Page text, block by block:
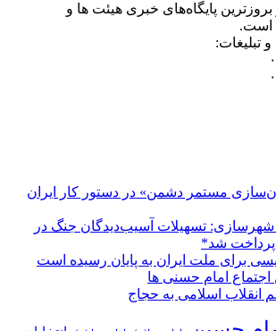
پایگاه‌های خبری هیئت ها و
است.
تبلیغات:
مستمر دشمن» در دستور کار ایران
شهرسازی: تسهیلات آسیب‌دیدگان جنگ در
برای ملت ایران به پایان رسیده است
اجتماع امام حسنی ها
انقلاب اسلامی به حجاج